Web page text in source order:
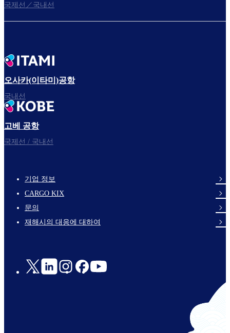
국제선／국내선
오사카(이타미)공항
국내선
고베 공항
국제선 / 국내선
footer-
links-
en-
기업 정보
CARGO KIX
문의
재해시의 대응에 대하여
Social